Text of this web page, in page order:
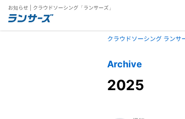
お知らせ | クラウドソーシング「ランサーズ」
クラウドソーシング ランサ
Archive
2025